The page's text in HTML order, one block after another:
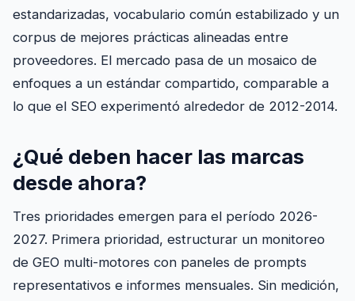
estandarizadas, vocabulario común estabilizado y un
corpus de mejores prácticas alineadas entre
proveedores. El mercado pasa de un mosaico de
enfoques a un estándar compartido, comparable a
lo que el SEO experimentó alrededor de 2012-2014.
¿Qué deben hacer las marcas
desde ahora?
Tres prioridades emergen para el período 2026-
2027. Primera prioridad, estructurar un monitoreo
de GEO multi-motores con paneles de prompts
representativos e informes mensuales. Sin medición,